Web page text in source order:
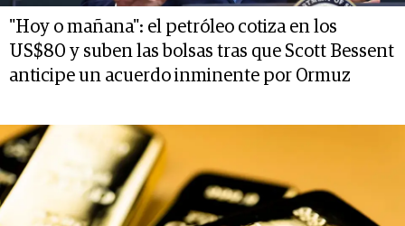
"Hoy o mañana": el petróleo cotiza en los
US$80 y suben las bolsas tras que Scott Bessent
anticipe un acuerdo inminente por Ormuz